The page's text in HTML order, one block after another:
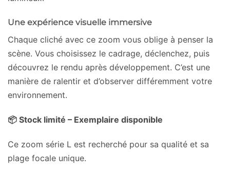
Une expérience visuelle immersive
Chaque cliché avec ce zoom vous oblige à penser la
scène. Vous choisissez le cadrage, déclenchez, puis
découvrez le rendu après développement. C’est une
manière de ralentir et d’observer différemment votre
environnement.
📦 Stock limité – Exemplaire disponible
Ce zoom série L est recherché pour sa qualité et sa
plage focale unique.